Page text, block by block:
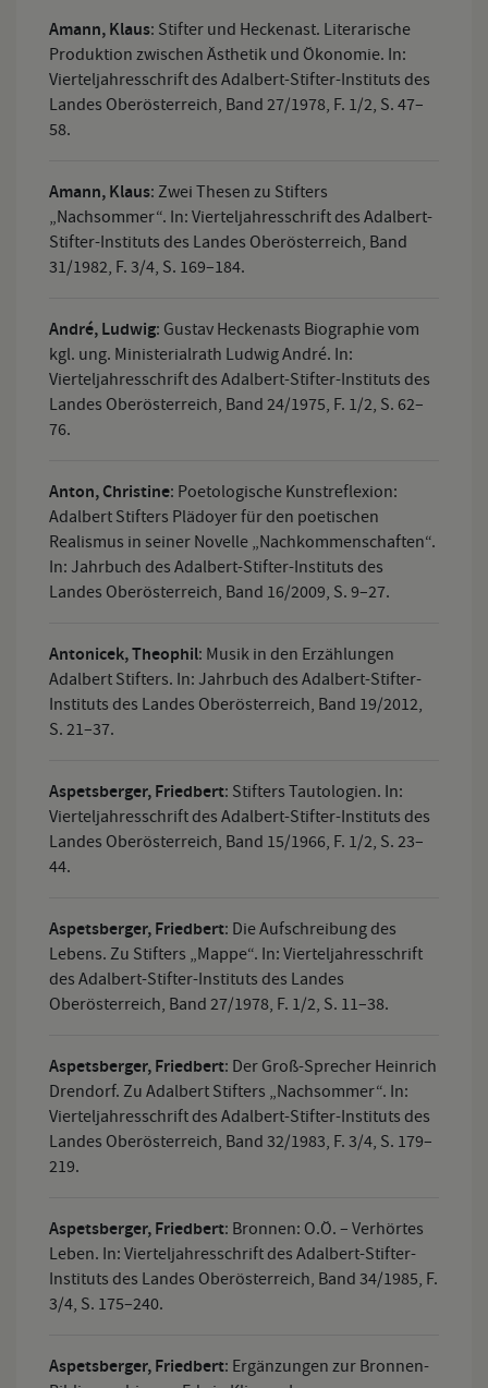
Amann, Klaus: Stifter und Heckenast. Literarische
Produktion zwischen Ästhetik und Ökonomie. In:
Vierteljahresschrift des Adalbert-Stifter-Instituts des
Landes Oberösterreich, Band 27/1978, F. 1/2, S. 47–
58.
Amann, Klaus: Zwei Thesen zu Stifters
„Nachsommer“. In: Vierteljahresschrift des Adalbert-
Stifter-Instituts des Landes Oberösterreich, Band
31/1982, F. 3/4, S. 169–184.
André, Ludwig: Gustav Heckenasts Biographie vom
kgl. ung. Ministerialrath Ludwig André. In:
Vierteljahresschrift des Adalbert-Stifter-Instituts des
Landes Oberösterreich, Band 24/1975, F. 1/2, S. 62–
76.
Anton, Christine: Poetologische Kunstreflexion:
Adalbert Stifters Plädoyer für den poetischen
Realismus in seiner Novelle „Nachkommenschaften“.
In: Jahrbuch des Adalbert-Stifter-Instituts des
Landes Oberösterreich, Band 16/2009, S. 9–27.
Antonicek, Theophil: Musik in den Erzählungen
Adalbert Stifters. In: Jahrbuch des Adalbert-Stifter-
Instituts des Landes Oberösterreich, Band 19/2012,
S. 21–37.
Aspetsberger, Friedbert: Stifters Tautologien. In:
Vierteljahresschrift des Adalbert-Stifter-Instituts des
Landes Oberösterreich, Band 15/1966, F. 1/2, S. 23–
44.
Aspetsberger, Friedbert: Die Aufschreibung des
Lebens. Zu Stifters „Mappe“. In: Vierteljahresschrift
des Adalbert-Stifter-Instituts des Landes
Oberösterreich, Band 27/1978, F. 1/2, S. 11–38.
Aspetsberger, Friedbert: Der Groß-Sprecher Heinrich
Drendorf. Zu Adalbert Stifters „Nachsommer“. In:
Vierteljahresschrift des Adalbert-Stifter-Instituts des
Landes Oberösterreich, Band 32/1983, F. 3/4, S. 179–
219.
Aspetsberger, Friedbert: Bronnen: O.Ö. – Verhörtes
Leben. In: Vierteljahresschrift des Adalbert-Stifter-
Instituts des Landes Oberösterreich, Band 34/1985, F.
3/4, S. 175–240.
Aspetsberger, Friedbert: Ergänzungen zur Bronnen-